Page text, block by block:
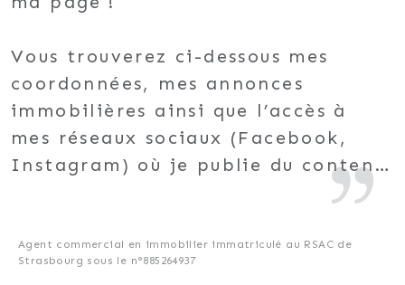
Vous trouverez ci-dessous mes
coordonnées, mes annonces
immobilières ainsi que l’accès à
mes réseaux sociaux (Facebook,
Instagram) où je publie du contenu
pourraient vous apporter de
nombreux conseils et informations.
Agent commercial en immobilier immatriculé au RSAC de
Strasbourg sous le n°885264937